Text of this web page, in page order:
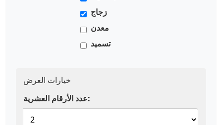
زجاج
معدن
تسميد
خيارات العرض
عدد الأرقام العشرية: